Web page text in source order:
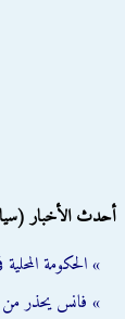
أحدث الأخبار
» الحكومة
» فانس يحذر من